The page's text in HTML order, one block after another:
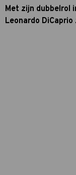
Met zijn dubbelrol
Leonardo